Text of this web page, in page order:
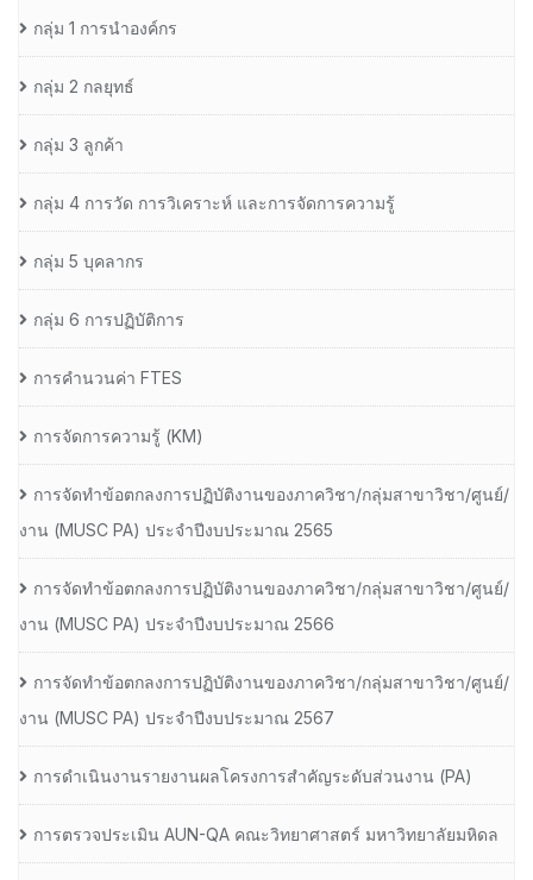
กลุ่ม 1 การนำองค์กร
กลุ่ม 2 กลยุทธ์
กลุ่ม 3 ลูกค้า
กลุ่ม 4 การวัด การวิเคราะห์ และการจัดการความรู้
กลุ่ม 5 บุคลากร
กลุ่ม 6 การปฏิบัติการ
การคำนวนค่า FTES
การจัดการความรู้ (KM)
การจัดทำข้อตกลงการปฏิบัติงานของภาควิชา/กลุ่มสาขาวิชา/ศูนย์/
งาน (MUSC PA) ประจำปีงบประมาณ 2565
การจัดทำข้อตกลงการปฏิบัติงานของภาควิชา/กลุ่มสาขาวิชา/ศูนย์/
งาน (MUSC PA) ประจำปีงบประมาณ 2566
การจัดทำข้อตกลงการปฏิบัติงานของภาควิชา/กลุ่มสาขาวิชา/ศูนย์/
งาน (MUSC PA) ประจำปีงบประมาณ 2567
การดำเนินงานรายงานผลโครงการสำคัญระดับส่วนงาน (PA)
การตรวจประเมิน AUN-QA คณะวิทยาศาสตร์ มหาวิทยาลัยมหิดล